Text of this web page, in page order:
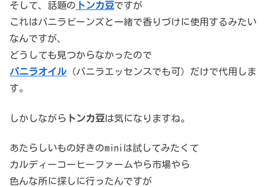
そして、話題の トンカ豆ですが
これはバニラビーンズと一緒で香りづけに使用するみたい
なんですが、
どうしても見つからなかったので
バニラオイル （バニラエッセンスでも可）だけで代用しま
す。
しかしながら トンカ豆は気になりますね。
あたらしいもの好きのminiは試してみたくて
カルディーコーヒーファームやら市場やら
色んな所に探しに行ったんですが